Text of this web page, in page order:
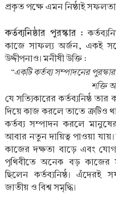
প্রকৃত পক্ষে এমন নিষ্ঠাই
কর্তব্যনিষ্ঠার পুরস্কার :
কাজে সাফল্য অর্জন, একই
উদ্দীপনাও। মনীষী উক্তি :
“একটি কর্তব্য সম্পাদনের
শক্তি
যে সত্যিকারের কর্তব্যনিষ্ঠ
দিয়ে কাজ করলে তাতে ত্রুটিও
কর্তব্য সম্পাদন করলে
আবার নতুন দায়িত্ব পাওয়া
কাজের দক্ষতা বাড়ে এবং
পৃথিবীতে অনেক বড় কাজের
ছিলেন কর্তব্যনিষ্ঠ।
জাতীয় ও বিশ্ব সমৃদ্ধি।